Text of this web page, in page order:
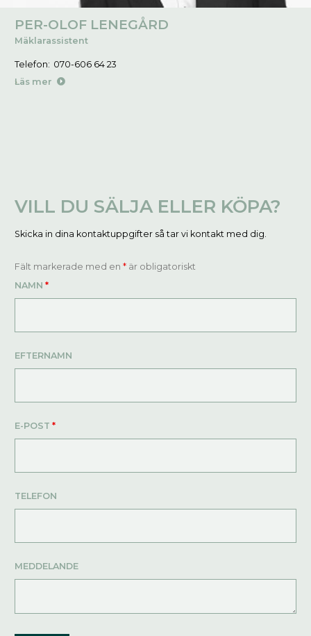
PER-OLOF LENEGÅRD
Mäklarassistent
Telefon: 070-606 64 23
Läs mer
VILL DU SÄLJA ELLER KÖPA?
Skicka in dina kontaktuppgifter så tar vi kontakt med dig.
Fält markerade med en * är obligatoriskt
NAMN *
EFTERNAMN
E-POST *
TELEFON
MEDDELANDE